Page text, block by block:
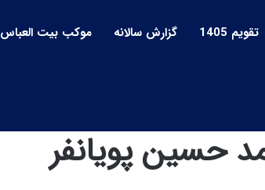
تقویم 1405 گزارش سالانه موکب بیت العباس
حسین پویانفر